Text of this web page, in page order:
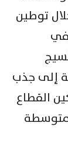
توطين
في
إلى جذب
القطاع